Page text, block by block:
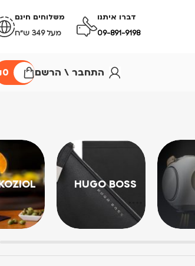
דברו איתנו
09-891-9198
משלוחים חינם
מעל 349 ש״ח
התחבר \ הרשם 0
HUGO BOSS